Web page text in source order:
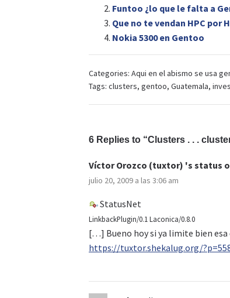
Funtoo ¿lo que le falta a
Que no te vendan HPC por
Nokia 5300 en Gentoo
Categories: Aqui en el abismo se usa
Tags: clusters, gentoo, Guatemala,
6 Replies to “Clusters . . .
Víctor Orozco (tuxtor) 's status
julio 20, 2009 a las 3:06 am
StatusNet
LinkbackPlugin/0.1 Laconica/0.8.0
[…] Bueno hoy si ya limite bien
https://tuxtor.shekalug.org/